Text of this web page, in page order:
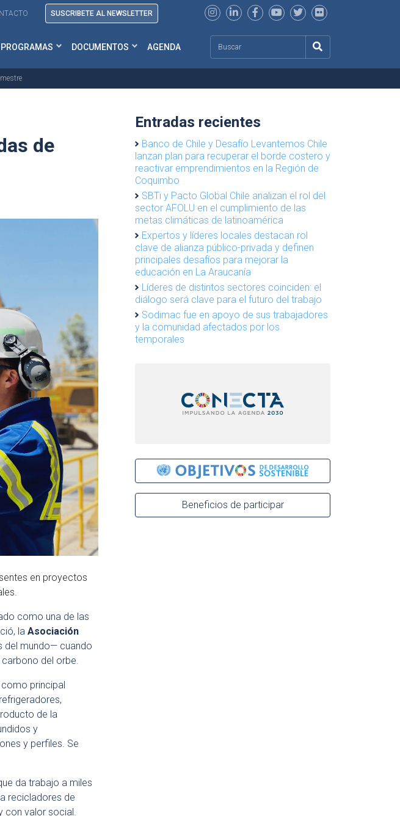
SUSCRIBETE AL NEWSLETTER
DOCUMENTOS AGENDA
de
en proyectos
como una de las
la Asociación
del mundo— cuando
del orbe.
principal
de la
y
y perfiles. Se
da trabajo a miles
recicladores de
con valor social.
Entradas recientes
Banco de Chile y Desafío Levantemos Chile
lanzan plan para recuperar el borde costero y
reactivar emprendimientos en la Región de
Coquimbo
SBTi y Pacto Global Chile analizan el rol del
sector AFOLU en el cumplimiento de las
metas climáticas de latinoamérica
Expertos y líderes locales destacan rol
clave de alianza público-privada y definen
principales desafíos para mejorar la
educación en La Araucanía
Líderes de distintos sectores coinciden: el
diálogo será clave para el futuro del trabajo
Sodimac fue en apoyo de sus trabajadores
y la comunidad afectados por los
temporales
Beneficios de participar